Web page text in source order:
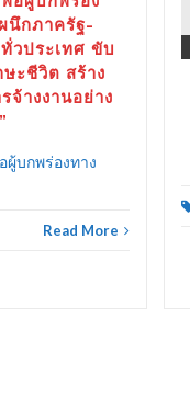
นึกภาครัฐ-
วประเทศ ขับ
ะชีวิต สร้าง
จ้างงานอย่าง
ผู้บกพร่องทาง
Read More